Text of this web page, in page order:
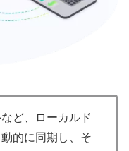
ど、ローカルド
的に同期し、そ